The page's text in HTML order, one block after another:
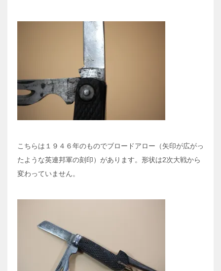
こちらは１９４６年のものでブロードアロー（矢印が広がっ
たような英連邦軍の刻印）があります。形状は2次大戦から
変わっていません。